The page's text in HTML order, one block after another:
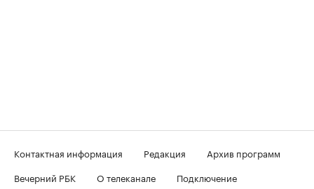
Контактная информация Редакция
Архив программ
Вечерний РБК
О телеканале
Подключение